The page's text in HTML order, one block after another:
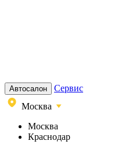
Автосалон
Сервис
Москва
Москва
Краснодар